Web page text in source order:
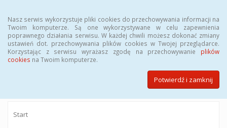
Nasz serwis wykorzystuje pliki cookies do przechowywania informacji na
Twoim komputerze. Są one wykorzystywane w celu zapewnienia
poprawnego działania serwisu. W każdej chwili możesz dokonać zmiany
ustawień dot. przechowywania plików cookies w Twojej przeglądarce.
Korzystając z serwisu wyrażasz zgodę na przechowywanie plików
cookies na Twoim komputerze.
Potwierdź i zamknij
BIULETYN INFORMACJI PUBLICZNEJ
Urzędu Miasta Opola
Start